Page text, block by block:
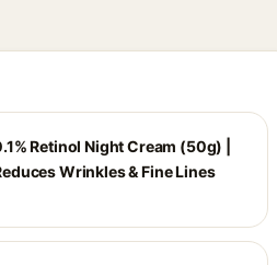
Retinol Night Cream (50g) |
Wrinkles & Fine Lines